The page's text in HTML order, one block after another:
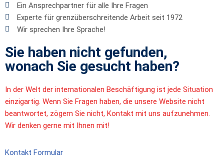
Ein Ansprechpartner für alle Ihre Fragen
Experte für grenzüberschreitende Arbeit seit 1972
Wir sprechen Ihre Sprache!
Sie haben nicht gefunden,
wonach Sie gesucht haben?
In der Welt der internationalen Beschäftigung ist jede Situation
einzigartig. Wenn Sie Fragen haben, die unsere Website nicht
beantwortet, zögern Sie nicht, Kontakt mit uns aufzunehmen.
Wir denken gerne mit Ihnen mit!
Kontakt Formular